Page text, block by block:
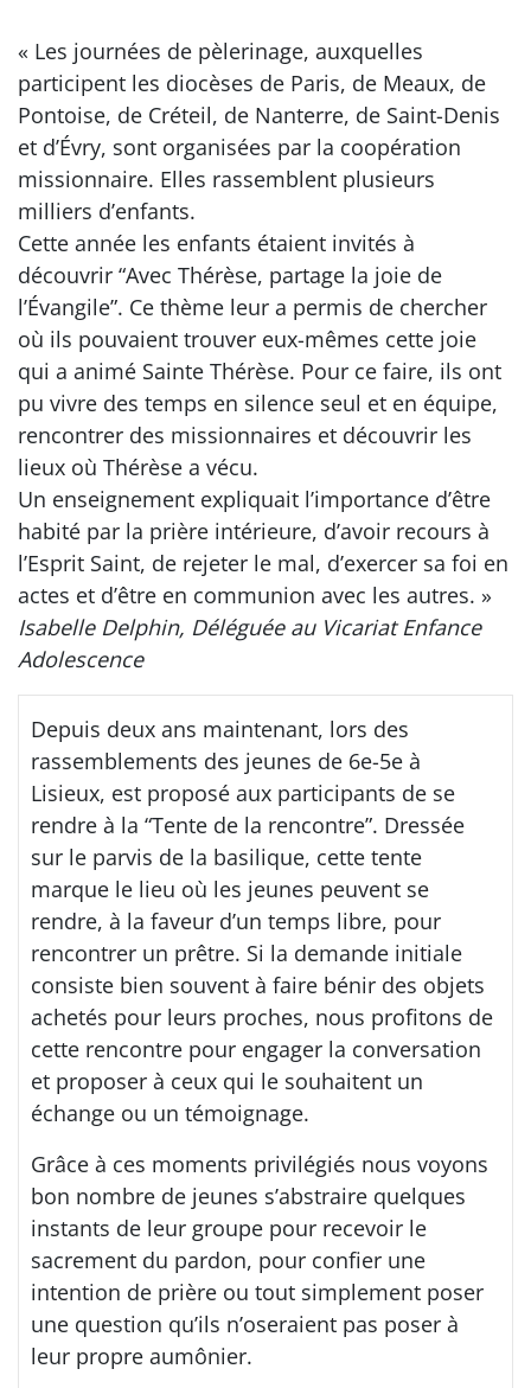
« Les journées de pèlerinage, auxquelles
participent les diocèses de Paris, de Meaux, de
Pontoise, de Créteil, de Nanterre, de Saint-Denis
et d’Évry, sont organisées par la coopération
missionnaire. Elles rassemblent plusieurs
milliers d’enfants.
Cette année les enfants étaient invités à
découvrir “Avec Thérèse, partage la joie de
l’Évangile”. Ce thème leur a permis de chercher
où ils pouvaient trouver eux-mêmes cette joie
qui a animé Sainte Thérèse. Pour ce faire, ils ont
pu vivre des temps en silence seul et en équipe,
rencontrer des missionnaires et découvrir les
lieux où Thérèse a vécu.
Un enseignement expliquait l’importance d’être
habité par la prière intérieure, d’avoir recours à
l’Esprit Saint, de rejeter le mal, d’exercer sa foi en
actes et d’être en communion avec les autres. »
Isabelle Delphin, Déléguée au Vicariat Enfance
Adolescence
Depuis deux ans maintenant, lors des
rassemblements des jeunes de 6e-5e à
Lisieux, est proposé aux participants de se
rendre à la “Tente de la rencontre”. Dressée
sur le parvis de la basilique, cette tente
marque le lieu où les jeunes peuvent se
rendre, à la faveur d’un temps libre, pour
rencontrer un prêtre. Si la demande initiale
consiste bien souvent à faire bénir des objets
achetés pour leurs proches, nous profitons de
cette rencontre pour engager la conversation
et proposer à ceux qui le souhaitent un
échange ou un témoignage.
Grâce à ces moments privilégiés nous voyons
bon nombre de jeunes s’abstraire quelques
instants de leur groupe pour recevoir le
sacrement du pardon, pour confier une
intention de prière ou tout simplement poser
une question qu’ils n’oseraient pas poser à
leur propre aumônier.